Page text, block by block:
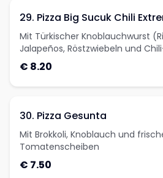
29. Pizza Big Sucuk Chili
Mit Türkischer Knoblauchwurst
Jalapeños, Röstzwiebeln und
Cheese-Sauce
€ 8.20
30. Pizza Gesunta
Mit Brokkoli, Knoblauch und
Tomatenscheiben
€ 7.50